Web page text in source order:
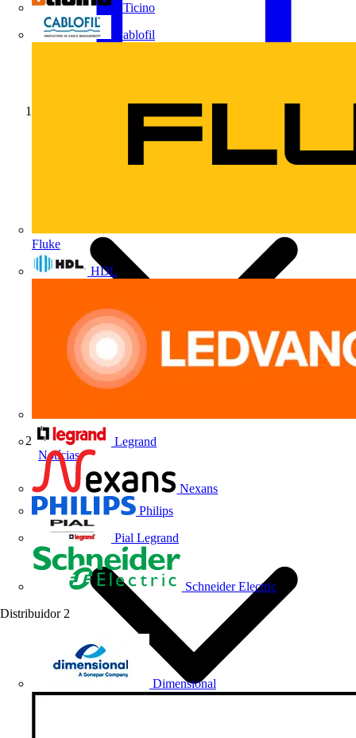
BTicino
Cablofil
Fluke
HDL
Legrand
Nexans
Philips
Pial Legrand
Schneider Electric
Distribuidor 2
Dimensional
Notícias